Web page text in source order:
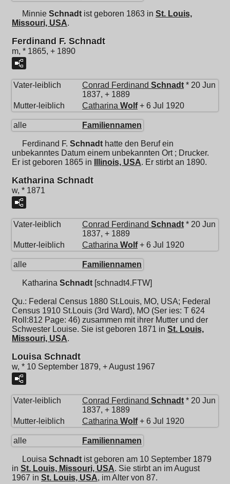
Minnie Schnadt ist geboren 1863 in St. Louis,
Missouri, USA.
Ferdinand F. Schnadt
m, * 1865, + 1890
Vater-leiblich Conrad Ferdinand Schnadt * 20 Jun
1837, + 1889
Mutter-leiblich
Catharina Wolf+ 6 Jul 1920
alle Familiennamen
Ferdinand F. Schnadt hatte den Beruf ein
unbekanntes Datum einem unbekannten Ort ; Drucker.
Er ist geboren 1865 in
Illinois, USA. Er stirbt an 1890.
Katharina Schnadt
w, * 1871
Vater-leiblich Conrad Ferdinand Schnadt * 20 Jun
1837, + 1889
Mutter-leiblich
Catharina Wolf+ 6 Jul 1920
alle Familiennamen
Katharina Schnadt [schnadt4.FTW]
Qu.: Federal Census 1880 St.Louis, MO, USA; Federal
Census 1910 St.Louis (3rd Ward), MO (Ser ies: T 624
Roll:812 Page: 46) zusammen mit ihrer Mutter und der
Schwester Louise. Sie ist geboren 1871 in St. Louis,
Missouri, USA.
Louisa Schnadt
w, * 10 September 1879, + August 1967
Vater-leiblich Conrad Ferdinand Schnadt * 20 Jun
1837, + 1889
Mutter-leiblich
Catharina Wolf+ 6 Jul 1920
alle Familiennamen
Louisa Schnadt ist geboren am 10 September 1879
in St. Louis, Missouri, USA. Sie stirbt an im August
1967 in St. Louis, USA, im Alter von 87.